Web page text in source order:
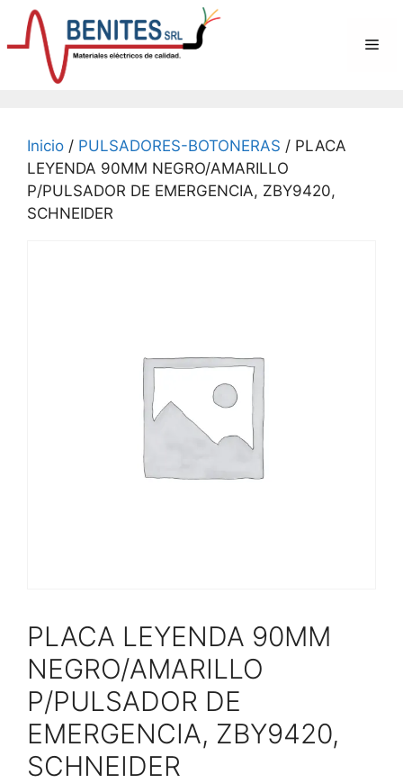
Saltar
contenido
Inicio / PULSADORES-BOTONERAS / PLACA
LEYENDA 90MM NEGRO/AMARILLO
P/PULSADOR DE EMERGENCIA, ZBY9420,
SCHNEIDER
PLACA LEYENDA 90MM
NEGRO/AMARILLO
P/PULSADOR DE
EMERGENCIA, ZBY9420,
SCHNEIDER